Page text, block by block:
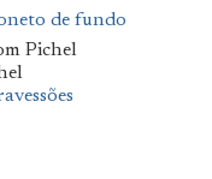
de fundo